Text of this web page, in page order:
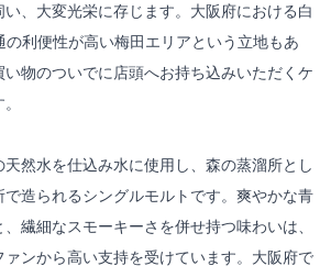
、大変光栄に存じます。大阪府における白
の利便性が高い梅田エリアという立地もあ
い物のついでに店頭へお持ち込みいただくケ
然水を仕込み水に使用し、森の蒸溜所とし
造られるシングルモルトです。爽やかな青
繊細なスモーキーさを併せ持つ味わいは、
ンから高い支持を受けています。大阪府で